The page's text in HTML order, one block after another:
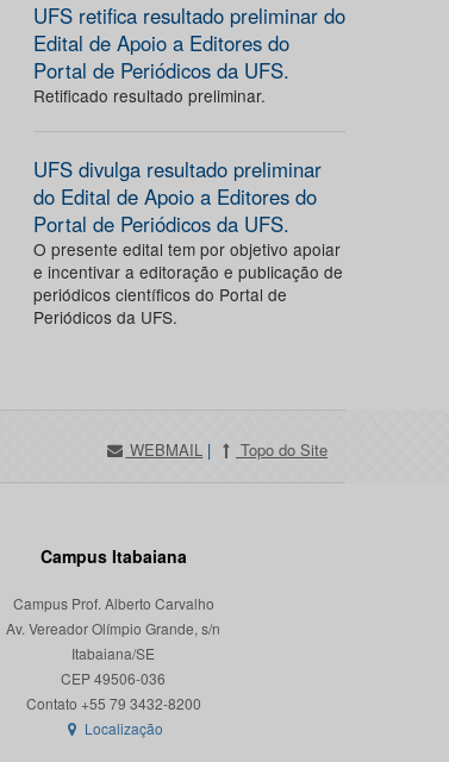
UFS retifica resultado preliminar do
Edital de Apoio a Editores do
Portal de Periódicos da UFS.
Retificado resultado preliminar.
UFS divulga resultado preliminar
do Edital de Apoio a Editores do
Portal de Periódicos da UFS.
O presente edital tem por objetivo apoiar
e incentivar a editoração e publicação de
periódicos científicos do Portal de
Periódicos da UFS.
WEBMAIL | Topo do Site
Campus Itabaiana
Campus Prof. Alberto Carvalho
Av. Vereador Olímpio Grande, s/n
Itabaiana/SE
CEP 49506-036
Localização